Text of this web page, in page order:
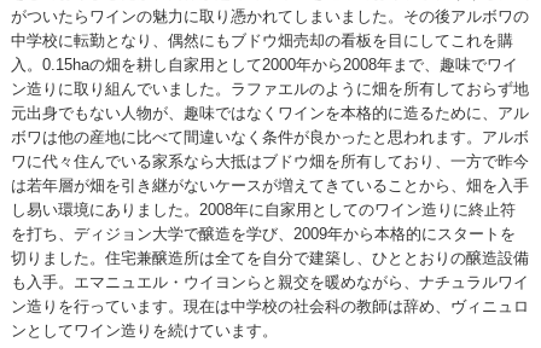
がついたらワインの魅力に取り憑かれてしまいました。その後アルボワの
中学校に転勤となり、偶然にもブドウ畑売却の看板を目にしてこれを購
入。0.15haの畑を耕し自家用として2000年から2008年まで、趣味でワイ
ン造りに取り組んでいました。ラファエルのように畑を所有しておらず地
元出身でもない人物が、趣味ではなくワインを本格的に造るために、アル
ボワは他の産地に比べて間違いなく条件が良かったと思われます。アルボ
ワに代々住んでいる家系なら大抵はブドウ畑を所有しており、一方で昨今
は若年層が畑を引き継がないケースが増えてきていることから、畑を入手
し易い環境にありました。2008年に自家用としてのワイン造りに終止符
を打ち、ディジョン大学で醸造を学び、2009年から本格的にスタートを
切りました。住宅兼醸造所は全てを自分で建築し、ひととおりの醸造設備
も入手。エマニュエル・ウイヨンらと親交を暖めながら、ナチュラルワイ
ン造りを行っています。現在は中学校の社会科の教師は辞め、ヴィニュロ
ンとしてワイン造りを続けています。